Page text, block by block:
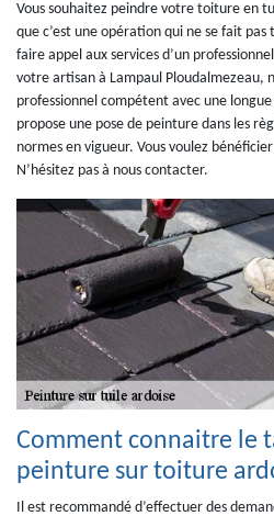
Vous souhaitez peindre votre toiture en
que c’est une opération qui ne se fait
faire appel aux services d’un
votre artisan à Lampaul Ploudalmezeau,
professionnel compétent avec une longue
propose une pose de peinture dans les
normes en vigueur. Vous voulez
N’hésitez pas à nous contacter.
Comment connaitre le
peinture sur toiture
Il est recommandé d’effectuer des